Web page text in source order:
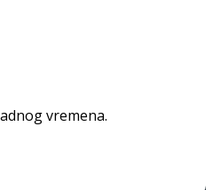
vremena.